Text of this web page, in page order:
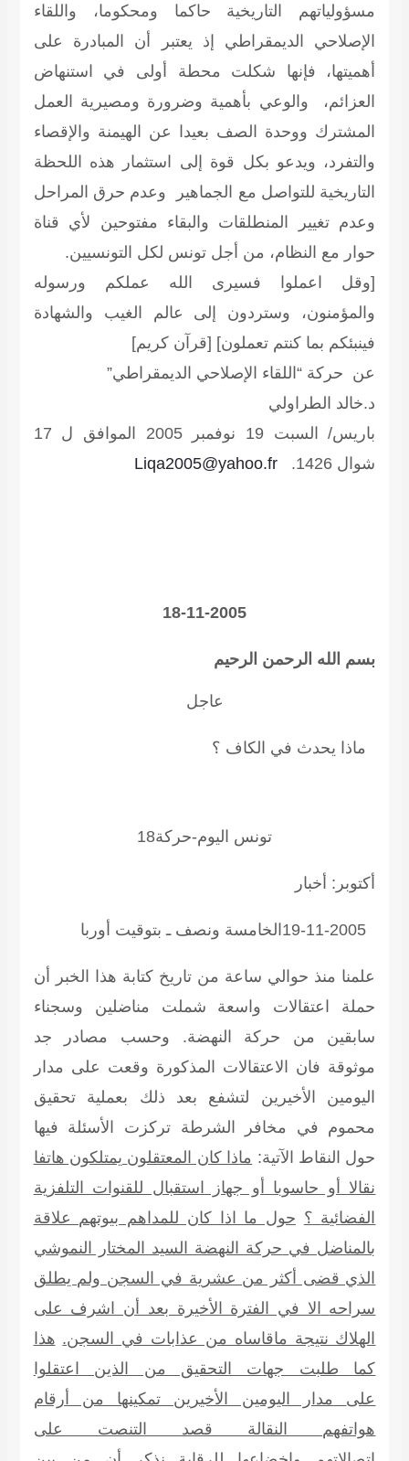
مسؤولياتهم التاريخية حاكما ومحكوما، واللقاء
الإصلاحي الديمقراطي إذ يعتبر أن المبادرة على
أهميتها، فإنها شكلت محطة أولى في استنهاض
العزائم، والوعي بأهمية وضرورة ومصيرية العمل
المشترك ووحدة الصف بعيدا عن الهيمنة والإقصاء
والتفرد، ويدعو بكل قوة إلى استثمار هذه اللحظة
التاريخية للتواصل مع الجماهير وعدم حرق المراحل
وعدم تغيير المنطلقات والبقاء مفتوحين لأي قناة
حوار مع النظام، من أجل تونس لكل التونسيين.
[وقل اعملوا فسيرى الله عملكم ورسوله
والمؤمنون، وستردون إلى عالم الغيب والشهادة
فينبئكم بما كنتم تعملون] [قرآن كريم]
عن حركة “اللقاء الإصلاحي الديمقراطي”
د.خالد الطراولي
باريس/ السبت 19 نوفمبر 2005 الموافق ل 17
شوال 1426.
Liqa2005@yahoo.fr
18-11-2005
بسم الله الرحمن الرحيم
عاجل
ماذا يحدث في الكاف ؟
تونس اليوم-حركة18
أكتوبر: أخبار
19-11-2005الخامسة ونصف ـ بتوقيت أوربا
علمنا منذ حوالي ساعة من تاريخ كتابة هذا الخبر أن
حملة
اعتقالات واسعة شملت مناضلين وسجناء
سابقين من حركة
النهضة.
وحسب مصادر جد
موثوقة فان الاعتقالات المذكورة وقعت على مدار
اليومين الأخيرين لتشفع بعد ذلك بعملية تحقيق
محموم في مخافر الشرطة تركزت
الأسئلة فيها
حول النقاط الآتية: ماذا كان المعتقلون يمتلكون هاتفا
نقالا أو حاسوبا أو جهاز استقبال للقنوات التلفزية
الفضائية ؟ حول ما اذا كان للمداهم بيوتهم علاقة
بالمناضل في حركة النهضة السيد المختار النموشي
الذي قضى أكثر من عشرية في السجن ولم يطلق
سراحه الا في الفترة الأخيرة بعد أن اشرف على
الهلاك نتيجة ماقاساه من عذابات في السجن. هذا
كما طلبت جهات التحقيق من الذين اعتقلوا
على
مدار اليومين الأخيرين تمكينها من أرقام
هواتفهم النقالة قصد التنصت على